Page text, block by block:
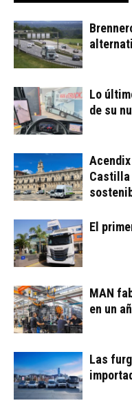
Lo
de su
Castilla
El
MAN
en un
Las